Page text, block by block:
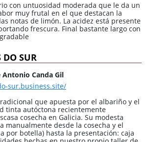
con untuosidad moderada que le da un
muy frutal en el que destacan la
notas de limón. La acidez está presente
frescura. Final bastante largo con
DO SUR
Antonio Canda Gil
sur.business.site/
que apuesta por el albariño y el
tinta autóctona recientemente
cosecha en Galicia. Su modesta
manualmente desde la cosecha y el
por botella) hasta la presentación: caja